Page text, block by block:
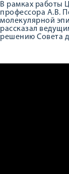
В рамках работы
профессора А.В.
молекулярной
рассказал
решению Совета